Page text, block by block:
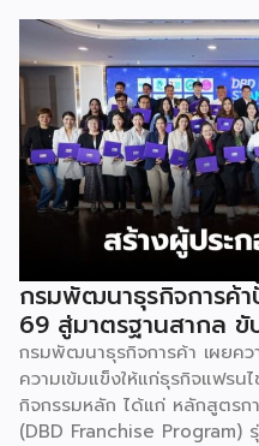
รวมกว่า 250 บูธ บนพื้นที่
เลือกสร้างรายได้เพิ่มและพยุ
จบในงานด้วยสินเชื่อ และทำเ
ความรู้โดยผู้ทรงคุณวุฒิคับคั่ง แ
และต่างประเทศ งานจัดต่อเ
ฮอลล์ 6-8 อิมแพ็คเมืองทองธ
220 ล้านบาท นายพูนพงษ์
ธุรกิจการค้า กระทรวงพาณิช
Thailand & Thailand E-
(TESE 2026) เป็นเวทีแสดง
วงจร […]
กรมพัฒนาธุรกิจการค้า
69 สู่มาตรฐานสากล ขั
กรมพัฒนาธุรกิจการค้า เผยคว
ความเข้มแข็งให้แก่ธุรกิจแฟร
กิจกรรมหลัก ได้แก่ หลักสูตรก
(DBD Franchise Program)